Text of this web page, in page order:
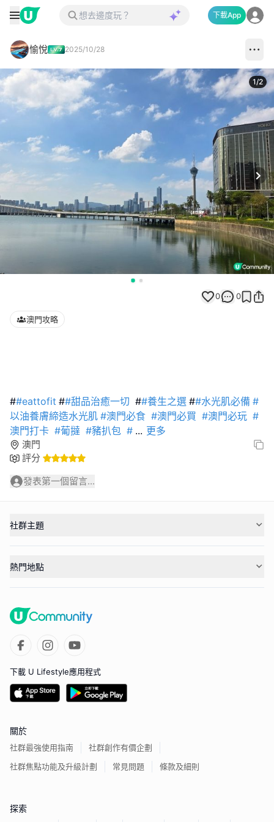
下載App
愉悅 2025/10/28
1/2
0 0
澳門攻略
##eattofit ##甜品治癒一切 ##養生之選 ##水光肌必備 #
以油養膚締造水光肌 #澳門必食 #澳門必買 #澳門必玩 #
澳門打卡 #葡撻 #豬扒包 # ... 更多
澳門
評分
發表第一個留言...
社群主題
熱門地點
下載 U Lifestyle應用程式
關於
社群最強使用指南
社群創作有價企劃
社群焦點功能及升級計劃
常見問題 條款及細則
探索